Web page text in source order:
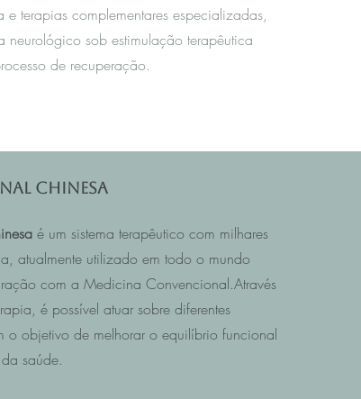
terapias complementares especializadas,
neurológico sob estimulação terapêutica
de recuperação.
Chinesa
é um sistema terapêutico com milhares
atualmente utilizado em todo o mundo
com a Medicina Convencional.Através
é possível atuar sobre diferentes
o objetivo de melhorar o equilíbrio funcional
saúde.